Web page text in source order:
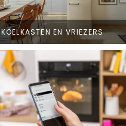
KOELKASTEN EN VRIEZERS